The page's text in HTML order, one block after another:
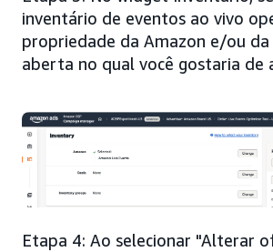
inventário de eventos ao vivo
propriedade da Amazon e/ou
aberta no qual você gostaria de
Etapa 4: Ao selecionar "Alterar